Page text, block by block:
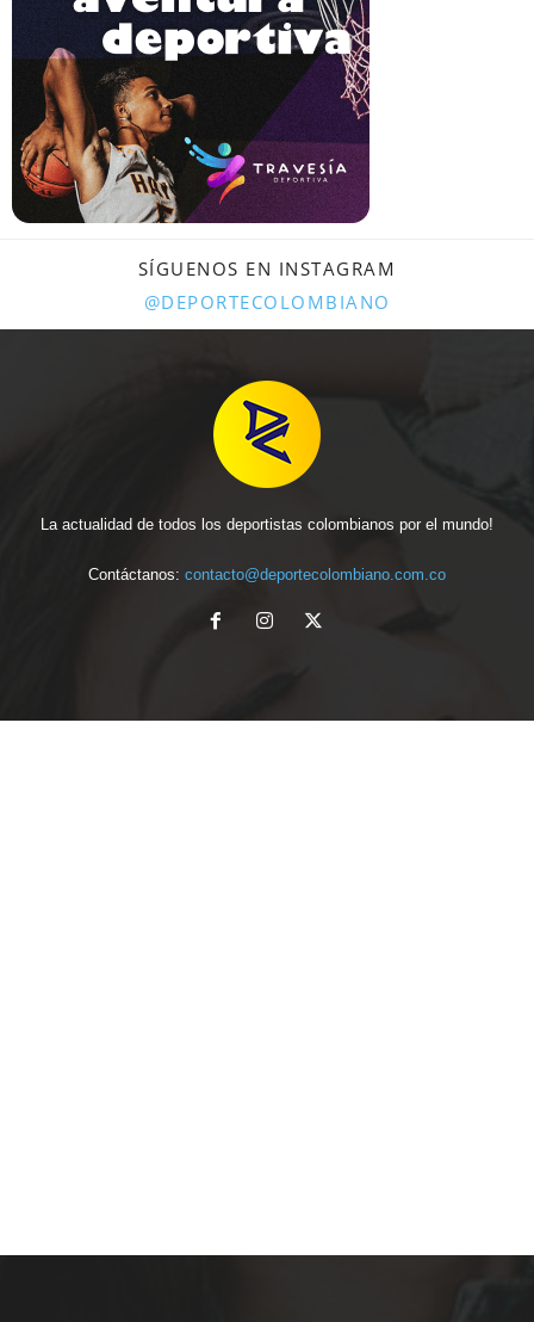
SÍGUENOS EN INSTAGRAM
@DEPORTECOLOMBIANO
La actualidad de todos los deportistas colombianos por el mundo!
Contáctanos: contacto@deportecolombiano.com.co